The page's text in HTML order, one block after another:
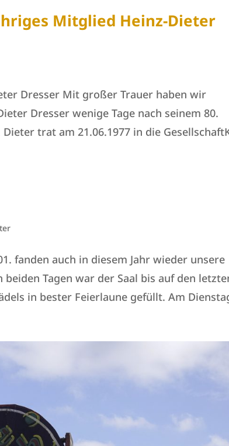
Mitglied Heinz-Dieter
Dresser Mit großer Trauer haben wir
Dresser wenige Tage nach seinem 80.
trat am 21.06.1977 in die
fanden auch in diesem Jahr wieder unsere
Tagen war der Saal bis auf den
in bester Feierlaune gefüllt. Am